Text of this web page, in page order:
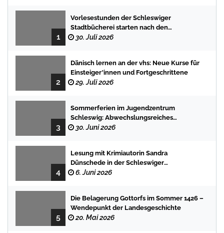
1
Vorlesestunden der Schleswiger
Stadtbücherei starten nach den
Sommerferien mit spannenden
30. Juli 2026
2
Dänisch lernen an der vhs: Neue Kurse für
Einsteiger*innen und Fortgeschrittene
29. Juli 2026
3
Sommerferien im Jugendzentrum
Schleswig: Abwechslungsreiches
Programm für Kinder und Jugendliche
30. Juni 2026
4
Lesung mit Krimiautorin Sandra
Dünschede in der Schleswiger
Stadtbücherei
6. Juni 2026
5
Die Belagerung Gottorfs im Sommer 1426 –
Wendepunkt der Landesgeschichte
20. Mai 2026